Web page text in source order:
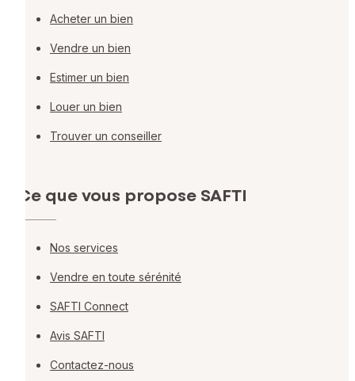
Acheter un bien
Vendre un bien
Estimer un bien
Louer un bien
Trouver un conseiller
Ce que vous propose SAFTI
Nos services
Vendre en toute sérénité
SAFTI Connect
Avis SAFTI
Contactez-nous